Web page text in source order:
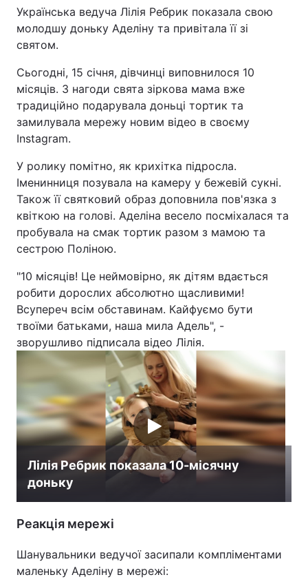
Українська ведуча Лілія Ребрик показала свою
молодшу доньку Аделіну та привітала її зі
святом.
Сьогодні, 15 січня, дівчинці виповнилося 10
місяців. З нагоди свята зіркова мама вже
традиційно подарувала доньці тортик та
замилувала мережу новим відео в своєму
Instagram.
У ролику помітно, як крихітка підросла.
Іменинниця позувала на камеру у бежевій сукні.
Також її святковий образ доповнила пов'язка з
квіткою на голові. Аделіна весело посміхалася та
пробувала на смак тортик разом з мамою та
сестрою Поліною.
"10 місяців! Це неймовірно, як дітям вдається
робити дорослих абсолютно щасливими!
Всупереч всім обставинам. Кайфуємо бути
твоїми батьками, наша мила Адель", -
зворушливо підписала відео Лілія.
Лілія Ребрик показала 10-місячну
доньку
Реакція мережі
Шанувальники ведучої засипали компліментами
маленьку Аделіну в мережі: